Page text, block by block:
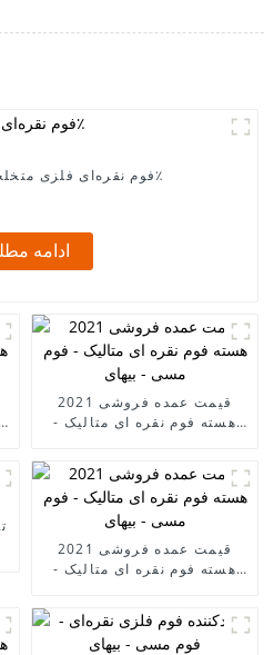
فوم نقره‌ای فلزی متخلخل با خلوص ۹۹.۹٪
ادامه
قیمت عمده فروشی 2021
هسته فوم نقره ای متالیک -
قیمت عمده فروشی 2021
هسته فوم نقره ای متالیک -